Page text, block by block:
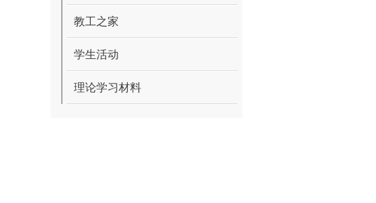
教工之家
学生活动
理论学习材料